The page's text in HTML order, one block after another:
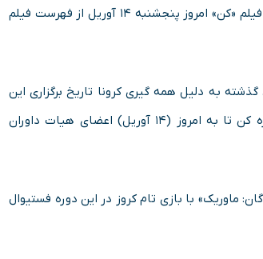
به نقل از اسکرین دیلی، تیری فرمو و پیر لسکور دبیر و رییس فستیوال بین المللی فیلم «کن» امروز پنجشنبه ۱۴ آوریل از فهرست فیلم
۷ تا ۲۸ می برگزار می شود. سال گذشته به دلیل همه گیری کرونا تاریخ برگزاری این
جشنواره یک ماه به تاخیر افتاده بود. در یک اتفاق کم سابقه در تاریخ جشنواره کن تا به امروز (۱۴ آوریل) اعضای هیات داوران
ماوریک» با بازی تام کروز در این دوره فستیوال